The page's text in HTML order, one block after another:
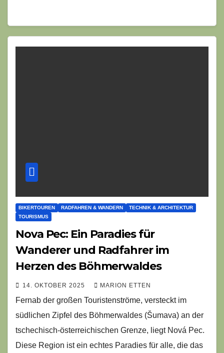
BIKERTOUREN RADFAHREN & WANDERN
TECHNIK & ARCHITEKTUR
TOURISMUS
Nova Pec: Ein Paradies für
Wanderer und Radfahrer im
Herzen des Böhmerwaldes
14. OKTOBER 2025 MARION ETTEN
Fernab der großen Touristenströme, versteckt im
südlichen Zipfel des Böhmerwaldes (Šumava) an der
tschechisch-österreichischen Grenze, liegt Nová Pec.
Diese Region ist ein echtes Paradies für alle, die das